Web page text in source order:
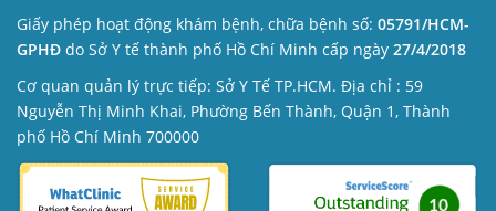
Giấy phép hoạt động khám bệnh, chữa bệnh số: 05791/HCM-
GPHĐ do Sở Y tế thành phố Hồ Chí Minh cấp ngày 27/4/2018
Cơ quan quản lý trực tiếp: Sở Y Tế TP.HCM. Địa chỉ : 59
Nguyễn Thị Minh Khai, Phường Bến Thành, Quận 1, Thành
phố Hồ Chí Minh 700000